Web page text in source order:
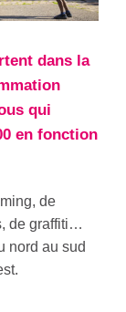
dans la
qui
en fonction
de
de graffiti…
nord au sud